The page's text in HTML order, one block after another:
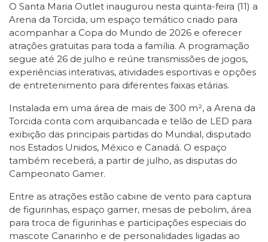
O Santa Maria Outlet inaugurou nesta quinta-feira (11) a
Arena da Torcida, um espaço temático criado para
acompanhar a Copa do Mundo de 2026 e oferecer
atrações gratuitas para toda a família. A programação
segue até 26 de julho e reúne transmissões de jogos,
experiências interativas, atividades esportivas e opções
de entretenimento para diferentes faixas etárias.
Instalada em uma área de mais de 300 m², a Arena da
Torcida conta com arquibancada e telão de LED para
exibição das principais partidas do Mundial, disputado
nos Estados Unidos, México e Canadá. O espaço
também receberá, a partir de julho, as disputas do
Campeonato Gamer.
Entre as atrações estão cabine de vento para captura
de figurinhas, espaço gamer, mesas de pebolim, área
para troca de figurinhas e participações especiais do
mascote Canarinho e de personalidades ligadas ao